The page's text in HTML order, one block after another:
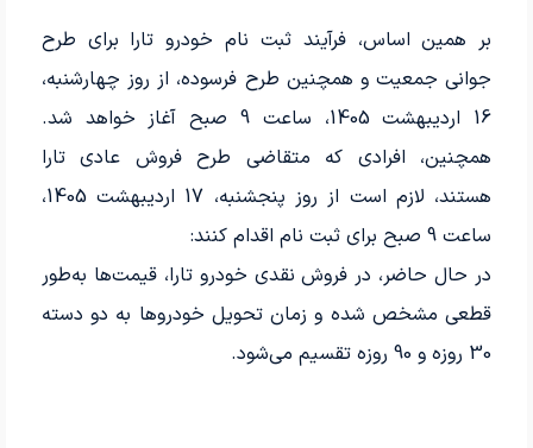
بر همین اساس، فرآیند ثبت نام خودرو تارا برای طرح
جوانی جمعیت و همچنین طرح فرسوده، از روز چهارشنبه،
16 اردیبهشت 1405، ساعت 9 صبح آغاز خواهد شد.
همچنین، افرادی که متقاضی طرح فروش عادی تارا
هستند، لازم است از روز پنجشنبه، 17 اردیبهشت 1405،
ساعت 9 صبح برای ثبت نام اقدام کنند:
در حال حاضر، در فروش نقدی خودرو تارا، قیمت‌ها به‌طور
قطعی مشخص شده و زمان تحویل خودروها به دو دسته
30 روزه و 90 روزه تقسیم می‌شود.